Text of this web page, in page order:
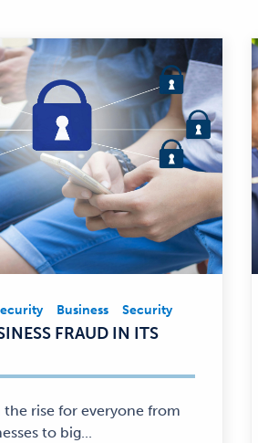
Business Security
FRAUD IN ITS
the rise for everyone from
to big...